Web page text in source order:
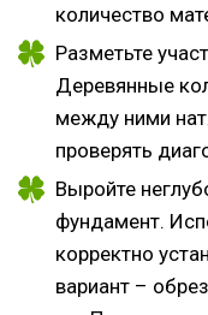
количество
Разметьте
Деревянные
между ними
проверять
Выройте
фундамент.
корректно
вариант –